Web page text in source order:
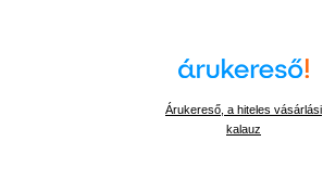
Árukereső, a hiteles vásárlási
kalauz